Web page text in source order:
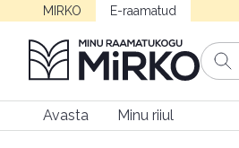
MIRKO E-raamatud
Avasta Minu riiul